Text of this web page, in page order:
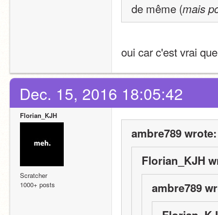
de même (mais
oui car c'est vrai
Dec. 15, 2016 18:05:42
Florian_KJH
Scratcher
1000+ posts
ambre789 wrote:
Florian_KJH
ambre789